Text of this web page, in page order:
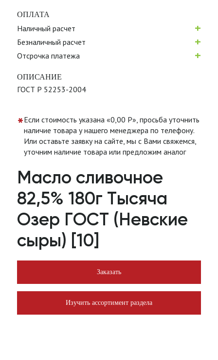
Масло сливочное
82,5% 180г Тысяча
Озер ГОСТ (Невские
сыры) [10]
ОПЛАТА
Наличный расчет +
Безналичный расчет +
Отсрочка платежа +
ОПИСАНИЕ
ГОСТ Р 52253-2004
*Если стоимость указана «0,00 Р», просьба уточнить
наличие товара у нашего менеджера по телефону.
Или оставьте заявку на сайте, мы с Вами свяжемся,
уточним наличие товара или предложим аналог
Заказать
Изучить ассортимент раздела